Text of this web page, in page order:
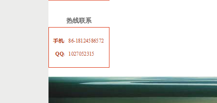
热线联系